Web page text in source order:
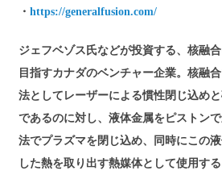
・https://generalfusion.com/
ジェフベゾス氏などが投資する、核融
目指すカナダのベンチャー企業。核融
法としてレーザーによる慣性閉じ込め
であるのに対し、液体金属をピストン
法でプラズマを閉じ込め、同時にこの
した熱を取り出す熱媒体として使用す